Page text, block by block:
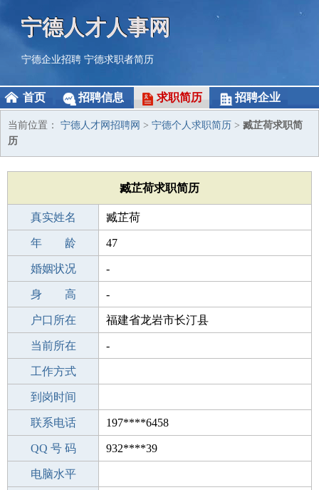
宁德人才人事网
宁德企业招聘 宁德求职者简历
首页 招聘信息 求职简历 招聘企业
当前位置： 宁德人才网招聘网 > 宁德个人求职简历 > 臧芷荷求职简
历
臧芷荷求职简历
真实姓名 臧芷荷
性 别 女
年 龄 47
出生年月 1979-08-12
婚姻状况 -
学 历 初中
身 高 -
毕业学校 许昌第二初级中学
户口所在 福建省龙岩市长汀县
所学专业 -
当前所在 -
工作经验
工作方式
驾 照
到岗时间
期望月薪
联系电话 197****6458
手机号码 197****6458
QQ 号 码 932****39
微信号码
电脑水平